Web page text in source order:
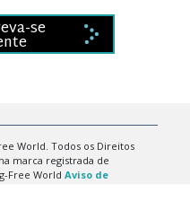
se
World. Todos os Direitos
marca registrada de
Free World Aviso de